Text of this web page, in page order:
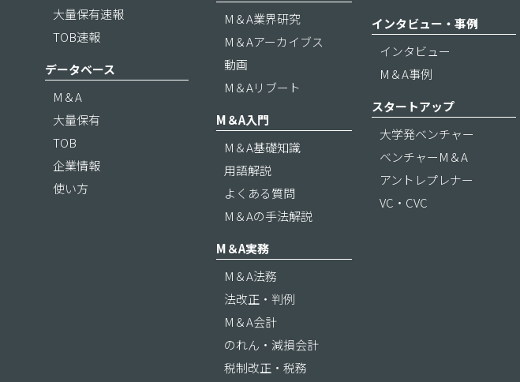
大量保有速報
TOB速報
データベース
M＆A
大量保有
TOB
企業情報
使い方
M＆A業界研究
M＆Aアーカイブス
動画
M＆Aリブート
M＆A入門
M＆A基礎知識
用語解説
よくある質問
M＆Aの手法解説
M＆A実務
M＆A法務
法改正・判例
M＆A会計
のれん・減損会計
税制改正・税務
インタビュー・事例
インタビュー
M＆A事例
スタートアップ
大学発ベンチャー
ベンチャーM＆A
アントレプレナー
VC・CVC